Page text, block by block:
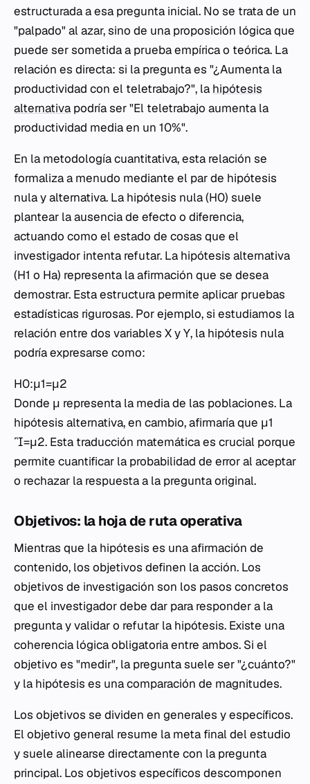
estructurada a esa pregunta inicial. No se trata de un
"palpado" al azar, sino de una proposición lógica que
puede ser sometida a prueba empírica o teórica. La
relación es directa: si la pregunta es "¿Aumenta la
productividad con el teletrabajo?", la hipótesis
alternativa podría ser "El teletrabajo aumenta la
productividad media en un 10%".
En la metodología cuantitativa, esta relación se
formaliza a menudo mediante el par de hipótesis
nula y alternativa. La hipótesis nula (H0​) suele
plantear la ausencia de efecto o diferencia,
actuando como el estado de cosas que el
investigador intenta refutar. La hipótesis alternativa
(H1​ o Ha​) representa la afirmación que se desea
demostrar. Esta estructura permite aplicar pruebas
estadísticas rigurosas. Por ejemplo, si estudiamos la
relación entre dos variables X y Y, la hipótesis nula
podría expresarse como:
H0​:μ1​=μ2​
Donde μ representa la media de las poblaciones. La
hipótesis alternativa, en cambio, afirmaría que μ1​
=μ2​. Esta traducción matemática es crucial porque
permite cuantificar la probabilidad de error al aceptar
o rechazar la respuesta a la pregunta original.
Objetivos: la hoja de ruta operativa
Mientras que la hipótesis es una afirmación de
contenido, los objetivos definen la acción. Los
objetivos de investigación son los pasos concretos
que el investigador debe dar para responder a la
pregunta y validar o refutar la hipótesis. Existe una
coherencia lógica obligatoria entre ambos. Si el
objetivo es "medir", la pregunta suele ser "¿cuánto?"
y la hipótesis es una comparación de magnitudes.
Los objetivos se dividen en generales y específicos.
El objetivo general resume la meta final del estudio
y suele alinearse directamente con la pregunta
principal. Los objetivos específicos descomponen